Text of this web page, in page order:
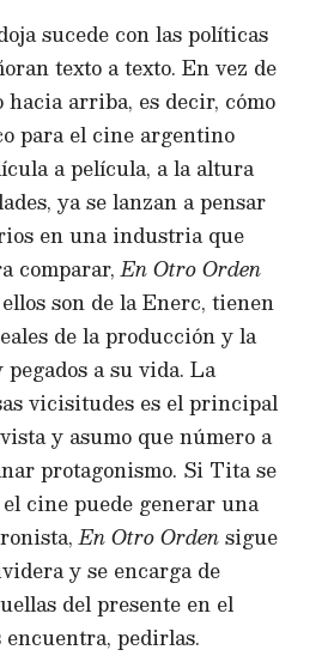
sucede con las políticas
texto a texto. En vez de
hacia arriba, es decir, cómo
para el cine argentino
a película, a la altura
ya se lanzan a pensar
en una industria que
comparar,En Otro Orden
son de la Enerc, tienen
de la producción y la
a su vida. La
vicisitudes es el principal
y asumo que número a
protagonismo. Si Tita se
cine puede generar una
En Otro Ordensigue
y se encarga de
del presente en el
pedirlas.